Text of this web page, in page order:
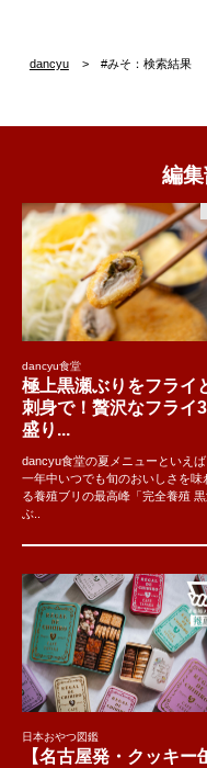
dancyu #みそ：検索結果
編
dancyu食堂
極上黒瀬ぶりをフライ
刺身で！贅沢なフライ
盛り...
dancyu食堂の夏メニューといえば
一年中いつでも旬のおいしさを味
る養殖ブリの最高峰「完全養殖
ぶ..
日本おやつ図鑑
【名古屋発・クッキー